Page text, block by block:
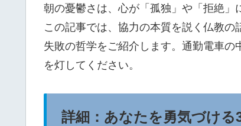
朝の憂鬱さは、心が「孤独」や「拒絶」
この記事では、協力の本質を説く仏教
失敗の哲学をご紹介します。通勤電車
を灯してください。
詳細：あなたを勇気づける